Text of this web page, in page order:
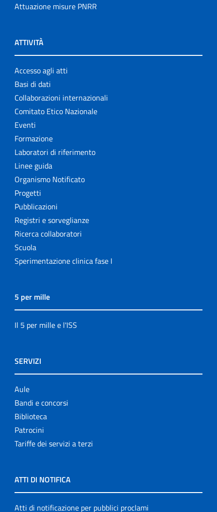
Attuazione misure PNRR
ATTIVITÀ
Accesso agli atti
Basi di dati
Collaborazioni internazionali
Comitato Etico Nazionale
Eventi
Formazione
Laboratori di riferimento
Linee guida
Organismo Notificato
Progetti
Pubblicazioni
Registri e sorveglianze
Ricerca collaboratori
Scuola
Sperimentazione clinica fase I
5 per mille
Il 5 per mille e l'ISS
SERVIZI
Aule
Bandi e concorsi
Biblioteca
Patrocini
Tariffe dei servizi a terzi
ATTI DI NOTIFICA
Atti di notificazione per pubblici proclami